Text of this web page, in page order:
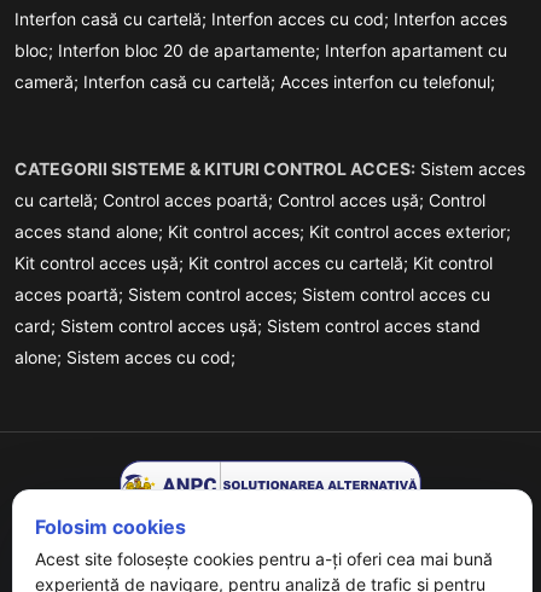
Interfon casă cu cartelă; Interfon acces cu cod; Interfon acces
bloc; Interfon bloc 20 de apartamente; Interfon apartament cu
cameră; Interfon casă cu cartelă; Acces interfon cu telefonul;
CATEGORII SISTEME & KITURI CONTROL ACCES: Sistem acces
cu cartelă; Control acces poartă; Control acces ușă; Control
acces stand alone; Kit control acces; Kit control acces exterior;
Kit control acces ușă; Kit control acces cu cartelă; Kit control
acces poartă; Sistem control acces; Sistem control acces cu
card; Sistem control acces ușă; Sistem control acces stand
alone; Sistem acces cu cod;
Folosim cookies
Acest site folosește cookies pentru a-ți oferi cea mai bună
experiență de navigare, pentru analiză de trafic și pentru